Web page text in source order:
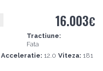
Tractiune:
Fata
Acceleratie: 12.0 Viteza: 181
16.003€